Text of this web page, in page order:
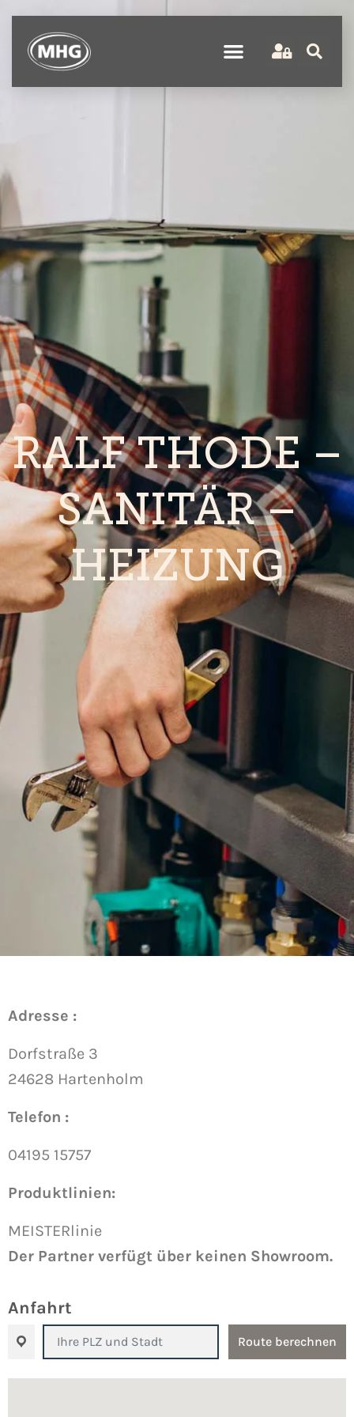
RALF THODE –
SANITÄR –
HEIZUNG
Adresse :
Dorfstraße 3
24628 Hartenholm
Telefon :
04195 15757
Produktlinien:
MEISTERlinie
Der Partner verfügt über keinen Showroom.
Anfahrt